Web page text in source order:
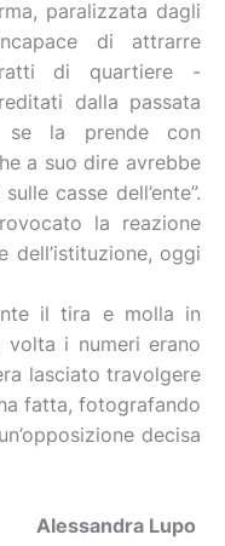
paralizzata dagli
di attrarre
di quartiere -
dalla passata
se la prende con
a suo dire avrebbe
casse dell’ente”.
la reazione
dell’istituzione, oggi
il tira e molla in
volta i numeri erano
lasciato travolgere
fatta, fotografando
decisa
Alessandra Lupo